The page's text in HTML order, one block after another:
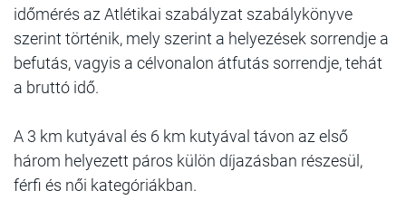
időmérés az Atlétikai szabályzat szabálykönyve
szerint történik, mely szerint a helyezések sorrendje a
befutás, vagyis a célvonalon átfutás sorrendje, tehát
a bruttó idő.
A 3 km kutyával és 6 km kutyával távon az első
három helyezett páros külön díjazásban részesül,
férfi és női kategóriákban.